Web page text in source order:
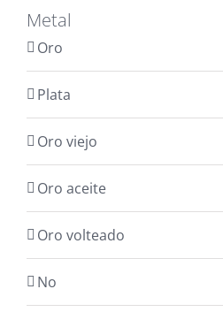
Metal
Oro
Plata
Oro viejo
Oro aceite
Oro volteado
No